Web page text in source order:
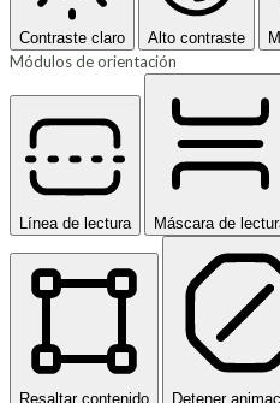
Contraste claro Alto contraste
Módulos de orientación
Línea de lectura Máscara de
Resaltar contenido Detener